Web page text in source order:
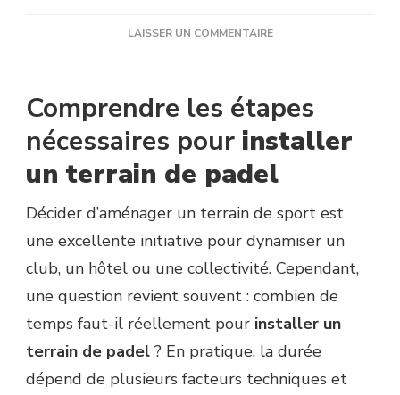
LAISSER UN COMMENTAIRESUR
DURE
LA
CONSTRUCTION
APRÈS
AVOIR
D’INSTALLER
UN
DE
PADEL
Comprendre les étapes
nécessaires pour installer
un terrain de padel
Décider d’aménager un terrain de sport est
une excellente initiative pour dynamiser un
club, un hôtel ou une collectivité. Cependant,
une question revient souvent : combien de
temps faut-il réellement pour installer un
terrain de padel ? En pratique, la durée
dépend de plusieurs facteurs techniques et